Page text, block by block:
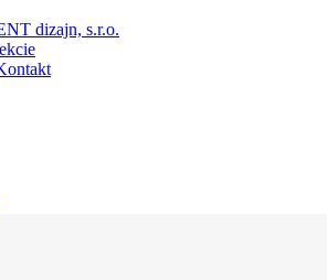
dizajn, s.r.o.